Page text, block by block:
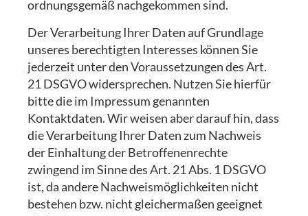
ordnungsgemäß nachgekommen sind.
Der Verarbeitung Ihrer Daten auf Grundlage
unseres berechtigten Interesses können Sie
jederzeit unter den Voraussetzungen des Art.
21 DSGVO widersprechen. Nutzen Sie hierfür
bitte die im Impressum genannten
Kontaktdaten. Wir weisen aber darauf hin, dass
die Verarbeitung Ihrer Daten zum Nachweis
der Einhaltung der Betroffenenrechte
zwingend im Sinne des Art. 21 Abs. 1 DSGVO
ist, da andere Nachweismöglichkeiten nicht
bestehen bzw. nicht gleichermaßen geeignet